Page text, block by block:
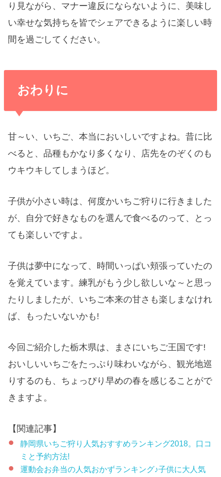
り見ながら、マナー違反にならないように、美味し
い幸せな気持ちを皆でシェアできるように楽しい時
間を過ごしてください。
おわりに
甘～い、いちご、本当においしいですよね。昔に比
べると、品種もかなり多くなり、店先をのぞくのも
ウキウキしてしまうほど。
子供が小さい時は、何度かいちご狩りに行きました
が、自分で好きなものを選んで食べるのって、とっ
ても楽しいですよ。
子供は夢中になって、時間いっぱい頬張っていたの
を覚えています。練乳がもう少し欲しいな～と思っ
たりしましたが、いちご本来の甘さも楽しまなけれ
ば、もったいないかも!
今回ご紹介した栃木県は、まさにいちご王国です!
おいしいいちごをたっぷり味わいながら、観光地巡
りするのも、ちょっぴり早めの春を感じることがで
きますよ。
【関連記事】
静岡県いちご狩り人気おすすめランキング2018。口コ
ミと予約方法!
運動会お弁当の人気おかずランキング♪子供に大人気